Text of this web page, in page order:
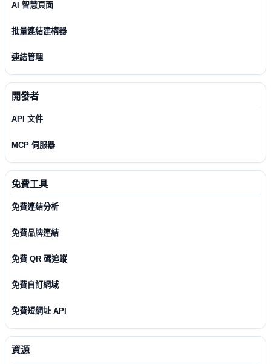
AI 智慧頁面
批量連結建構器
連結管理
開發者
API 文件
MCP 伺服器
免費工具
免費連結分析
免費品牌連結
免費 QR 碼追蹤
免費自訂網域
免費短網址 API
資源